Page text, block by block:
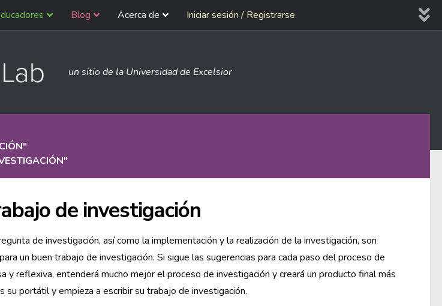
Blog Acerca de Iniciar sesión / Registrarse
un sitio de la Universidad de Excelsior
"
"
de investigación
de investigación, así como la implementación y la realización de la investigación, son
un buen trabajo de investigación. Si sigue las sugerencias para cada paso del proceso de
y reflexiva, entenderá mucho mejor el proceso de investigación y creará un producto final más
portátil y empieza a escribir su trabajo de investigación.